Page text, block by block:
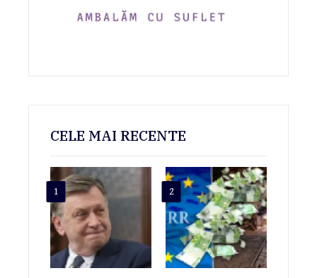
CELE MAI RECENTE
1 2